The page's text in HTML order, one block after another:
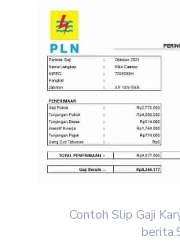
Contoh Slip Gaji